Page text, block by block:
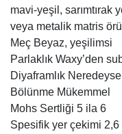
mavi-yeşil, sarımtırak
veya metalik matris
Meç Beyaz, yeşilimsi
Parlaklık Waxy’den
Diyaframlık
Bölünme Mükemmel
Mohs Sertliği 5 ila 6
Spesifik yer çekimi